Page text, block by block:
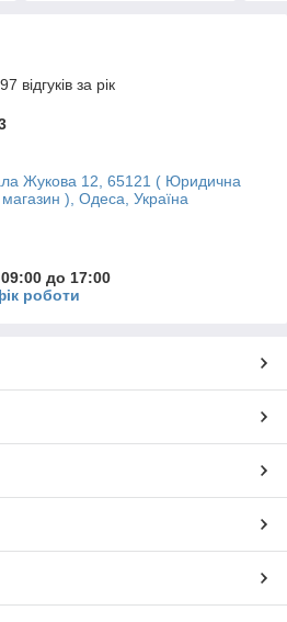
відгуків за рік
Жукова 12, 65121 ( Юридична
), Одеса, Україна
до 17:00
роботи